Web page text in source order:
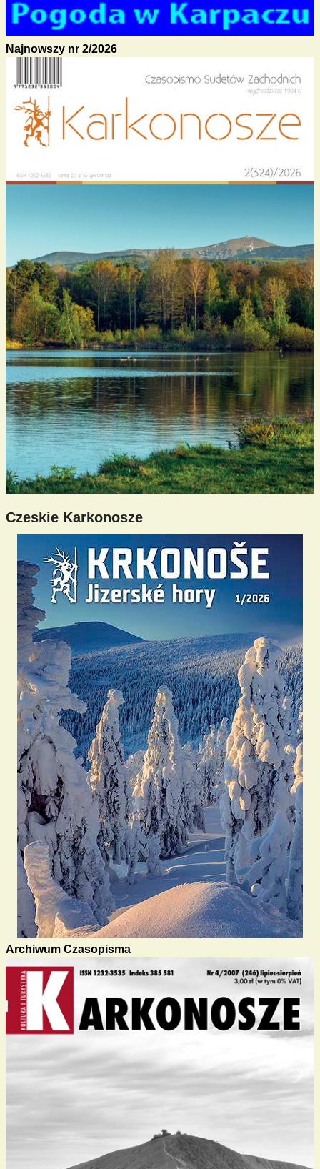
Najnowszy nr 2/2026
Czeskie Karkonosze
Archiwum Czasopisma